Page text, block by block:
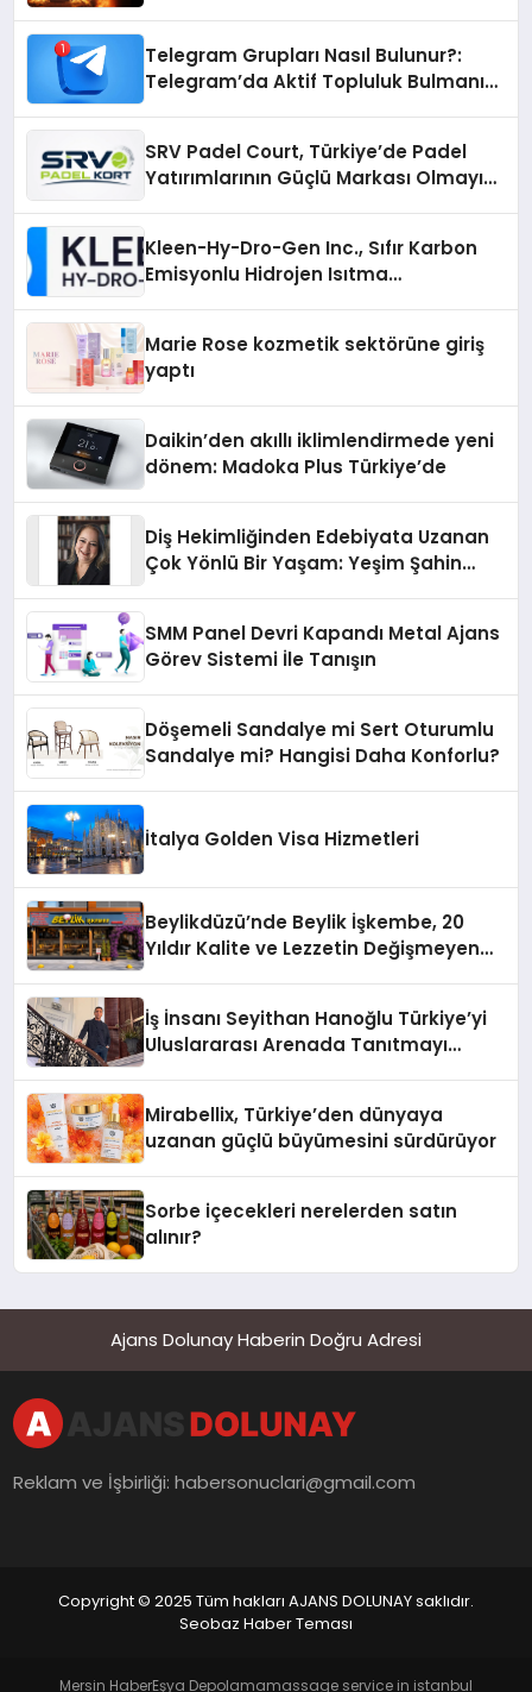
Telegram Grupları Nasıl Bulunur?:
Telegram’da Aktif Topluluk Bulmanın
SRV Padel Court, Türkiye’de Padel
Yatırımlarının Güçlü Markası Olmayı
Kleen-Hy-Dro-Gen Inc., Sıfır Karbon
Emisyonlu Hidrojen Isıtma
Marie Rose kozmetik sektörüne giriş
yaptı
Daikin’den akıllı iklimlendirmede yeni
dönem: Madoka Plus Türkiye’de
Diş Hekimliğinden Edebiyata Uzanan
Çok Yönlü Bir Yaşam: Yeşim Şahin
SMM Panel Devri Kapandı Metal Ajans
Görev Sistemi İle Tanışın
Döşemeli Sandalye mi Sert Oturumlu
Sandalye mi? Hangisi Daha Konforlu?
İtalya Golden Visa Hizmetleri
Beylikdüzü’nde Beylik İşkembe, 20
Yıldır Kalite ve Lezzetin Değişmeyen
İş İnsanı Seyithan Hanoğlu Türkiye’yi
Uluslararası Arenada Tanıtmayı
Mirabellix, Türkiye’den dünyaya
uzanan güçlü büyümesini sürdürüyor
Sorbe içecekleri nerelerden satın
alınır?
Ajans Dolunay Haberin Doğru Adresi
Reklam ve İşbirliği:habersonuclari@gmail.com
Copyright © 2025 Tüm hakları AJANS DOLUNAY saklıdır.
Seobaz Haber Teması
Mersin HaberEşya Depolamamassage service in istanbul